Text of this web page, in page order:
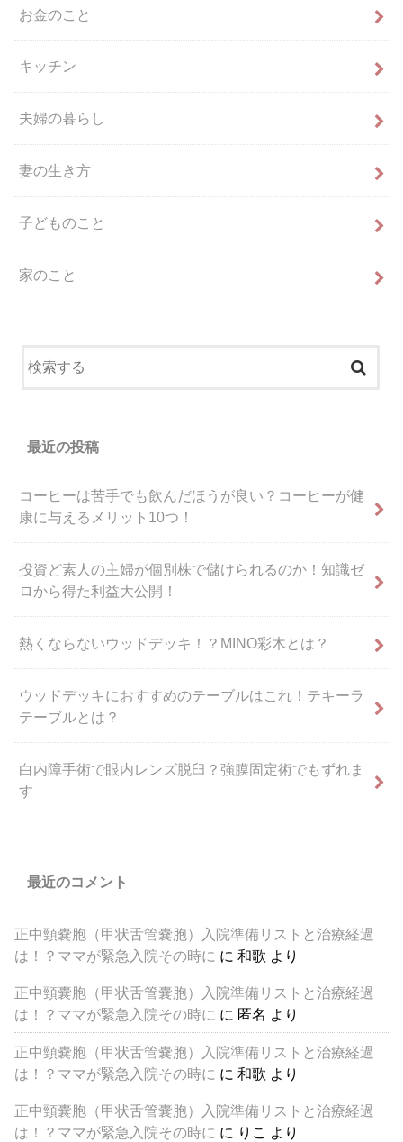
お金のこと
キッチン
夫婦の暮らし
妻の生き方
子どものこと
家のこと
最近の投稿
コーヒーは苦手でも飲んだほうが良い？コーヒーが健
康に与えるメリット10つ！
投資ど素人の主婦が個別株で儲けられるのか！知識ゼ
ロから得た利益大公開！
熱くならないウッドデッキ！？MINO彩木とは？
ウッドデッキにおすすめのテーブルはこれ！テキーラ
テーブルとは？
白内障手術で眼内レンズ脱臼？強膜固定術でもずれま
す
最近のコメント
正中頸嚢胞（甲状舌管嚢胞）入院準備リストと治療経過
は！？ママが緊急入院その時に に和歌 より
正中頸嚢胞（甲状舌管嚢胞）入院準備リストと治療経過
は！？ママが緊急入院その時に に 匿名 より
正中頸嚢胞（甲状舌管嚢胞）入院準備リストと治療経過
は！？ママが緊急入院その時に に和歌 より
正中頸嚢胞（甲状舌管嚢胞）入院準備リストと治療経過
は！？ママが緊急入院その時に に りこ より